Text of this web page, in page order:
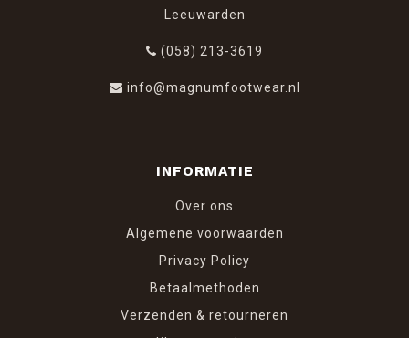
Leeuwarden
(058) 213-3619
info@magnumfootwear.nl
INFORMATIE
Over ons
Algemene voorwaarden
Privacy Policy
Betaalmethoden
Verzenden & retourneren